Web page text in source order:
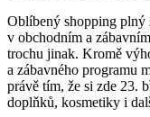
Oblíbený shopping plný
v obchodním a
trochu jinak. Kromě
a zábavného programu
právě tím, že si zde 23.
doplňků, kosmetiky i